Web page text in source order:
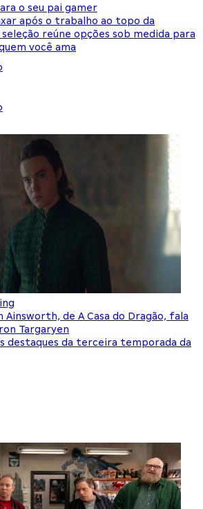
o seu pai gamer
após o trabalho ao topo da
reúne opções sob medida para
você ama
de A Casa do Dragão, fala
Targaryen
destaques da terceira temporada da